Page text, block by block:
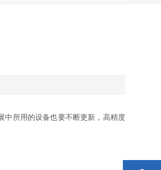
中所用的设备也要不断更新，高精度